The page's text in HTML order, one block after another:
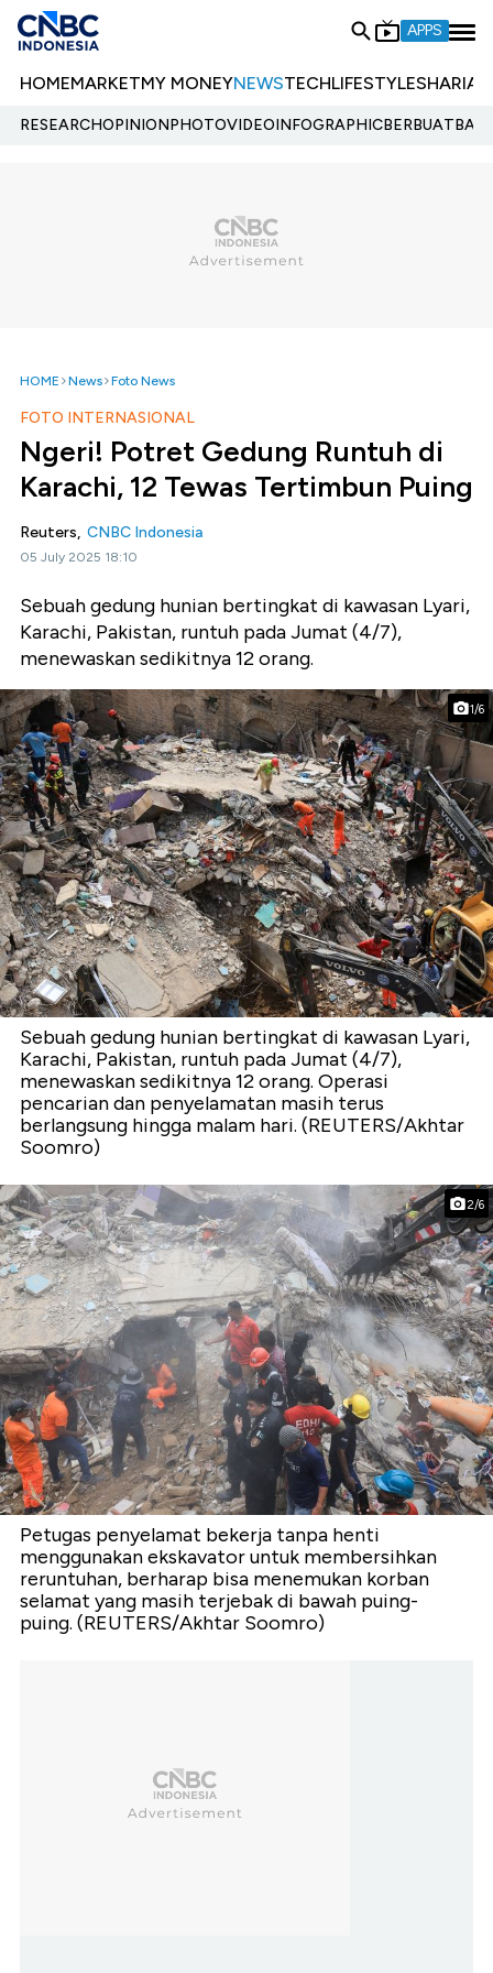
APPS
HOMEMARKETMY MONEYNEWSTECHLIFESTYLESHARIA
RESEARCHOPINIONPHOTOVIDEOINFOGRAPHIC
HOME News Foto News
FOTO INTERNASIONAL
Ngeri! Potret Gedung Runtuh di
Karachi, 12 Tewas Tertimbun Puing
Reuters, CNBC Indonesia
05 July 2025 18:10
Sebuah gedung hunian bertingkat di kawasan Lyari,
Karachi, Pakistan, runtuh pada Jumat (4/7),
menewaskan sedikitnya 12 orang.
1/6
Sebuah gedung hunian bertingkat di kawasan Lyari,
Karachi, Pakistan, runtuh pada Jumat (4/7),
menewaskan sedikitnya 12 orang. Operasi
pencarian dan penyelamatan masih terus
berlangsung hingga malam hari. (REUTERS/Akhtar
Soomro)
2/6
Petugas penyelamat bekerja tanpa henti
menggunakan ekskavator untuk membersihkan
reruntuhan, berharap bisa menemukan korban
selamat yang masih terjebak di bawah puing-
puing. (REUTERS/Akhtar Soomro)